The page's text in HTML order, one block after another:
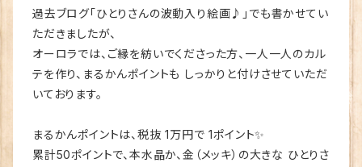
過去ブログ「ひとりさんの波動入り絵画♪」でも書かせてい
ただきましたが、
オーロラでは、ご縁を紡いでくださった方、一人一人のカル
テを作り、まるかんポイントも しっかりと付けさせていただ
いております。
まるかんポイントは、税抜 1万円で 1ポイント✨
累計50ポイントで、本水晶か、金（メッキ）の大きな ひとりさ